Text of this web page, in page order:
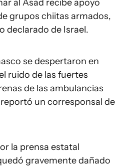
al Asad recibe apoyo
grupos chiitas armados,
declarado de Israel.
se despertaron en
ruido de las fuertes
de las ambulancias
un corresponsal de
la prensa estatal
gravemente dañado